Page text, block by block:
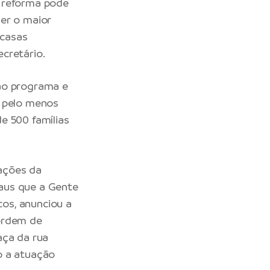
reforma pode
o maior
programa e
menos
500 famílias
da
que a Gente
anunciou a
de
da rua
a atuação